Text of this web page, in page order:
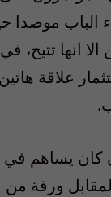
الباب
انها
علاقة
يساهم في
ورقة